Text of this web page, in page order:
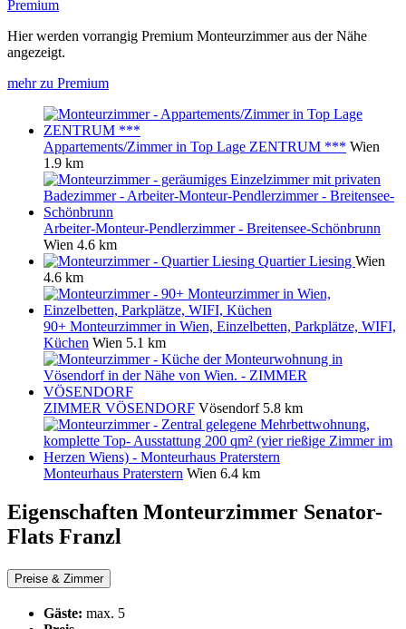
Premium
Hier werden vorrangig Premium Monteurzimmer aus der Nähe
angezeigt.
mehr zu Premium
Appartements/Zimmer in Top Lage ZENTRUM *** Wien
1.9 km
Arbeiter-Monteur-Pendlerzimmer - Breitensee-Schönbrunn
Wien 4.6 km
Quartier Liesing Wien
4.6 km
90+ Monteurzimmer in Wien, Einzelbetten, Parkplätze, WIFI,
Küchen Wien 5.1 km
ZIMMER VÖSENDORF Vösendorf 5.8 km
Monteurhaus Praterstern Wien 6.4 km
Eigenschaften Monteurzimmer Senator-
Flats Franzl
Preise & Zimmer
Gäste: max. 5